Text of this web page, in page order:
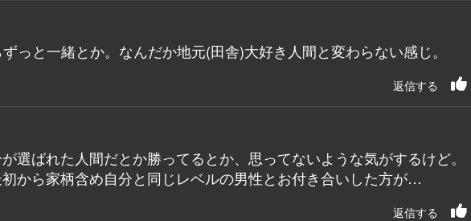
っと一緒とか。なんだか地元(田舎)大好き人間と変わらない感じ。
返信する
選ばれた人間だとか勝ってるとか、思ってないような気がするけど。
から家柄含め自分と同じレベルの男性とお付き合いした方が…
返信する